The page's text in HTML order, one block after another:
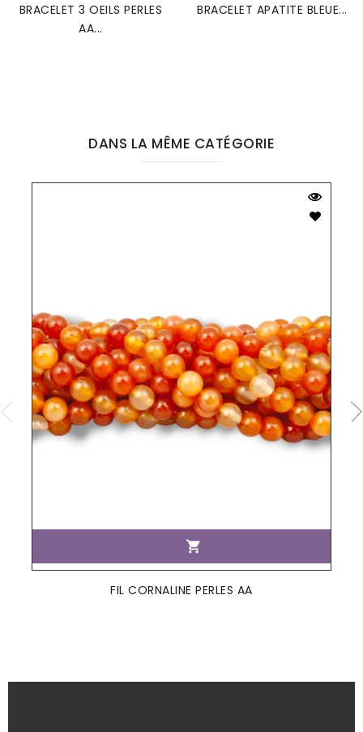
BRACELET 3 OEILS PERLES
AA...
BRACELET APATITE BLEUE...
DANS LA MÊME CATÉGORIE

FIL CORNALINE PERLES AA